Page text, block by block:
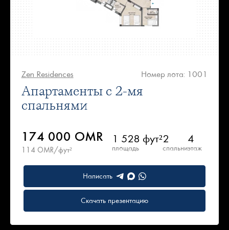
Zen Residences Номер лота: 1001
Апартаменты с 2-мя
спальнями
174 000 OMR
114 OMR/фут²
1 528 фут²
площадь
2
спальни
4
этаж
Написать
Скачать презентацию